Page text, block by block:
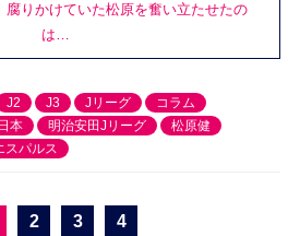
腐りかけていた松原を奮い立たせたの
は…
J2 J3 Jリーグ
コラム
日本 明治安田Jリーグ
松原健
スパルス
2 3 4